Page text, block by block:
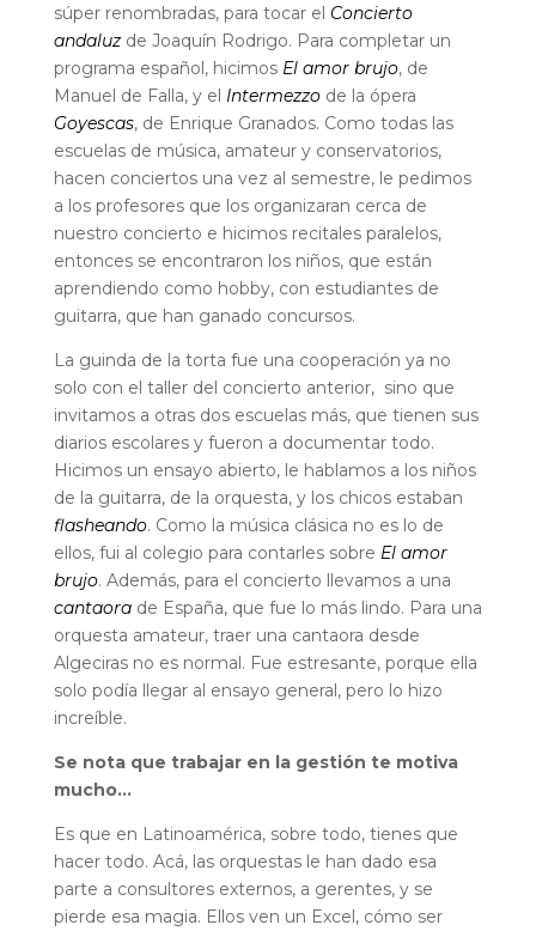
súper renombradas, para tocar el Concierto
andaluz de Joaquín Rodrigo. Para completar un
programa español, hicimos El amor brujo, de
Manuel de Falla, y el Intermezzode la ópera
Goyescas, de Enrique Granados. Como todas las
escuelas de música, amateur y conservatorios,
hacen conciertos una vez al semestre, le pedimos
a los profesores que los organizaran cerca de
nuestro concierto e hicimos recitales paralelos,
entonces se encontraron los niños, que están
aprendiendo como hobby, con estudiantes de
guitarra, que han ganado concursos.
La guinda de la torta fue una cooperación ya no
solo con el taller del concierto anterior, sino que
invitamos a otras dos escuelas más, que tienen sus
diarios escolares y fueron a documentar todo.
Hicimos un ensayo abierto, le hablamos a los niños
de la guitarra, de la orquesta, y los chicos estaban
flasheando. Como la música clásica no es lo de
ellos, fui al colegio para contarles sobre El amor
brujo. Además, para el concierto llevamos a una
cantaorade España, que fue lo más lindo. Para una
orquesta amateur, traer una cantaora desde
Algeciras no es normal. Fue estresante, porque ella
solo podía llegar al ensayo general, pero lo hizo
increíble.
Se nota que trabajar en la gestión te motiva
mucho…
Es que en Latinoamérica, sobre todo, tienes que
hacer todo. Acá, las orquestas le han dado esa
parte a consultores externos, a gerentes, y se
pierde esa magia. Ellos ven un Excel, cómo ser